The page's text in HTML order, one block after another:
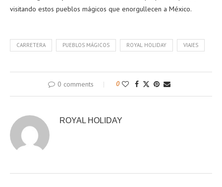
visitando estos pueblos mágicos que enorgullecen a México.
CARRETERA PUEBLOS MÁGICOS ROYAL HOLIDAY VIAJES
0 comments 0
ROYAL HOLIDAY